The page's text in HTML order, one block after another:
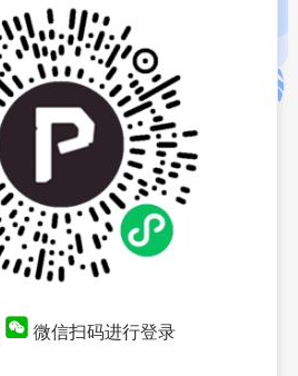
微信扫码进行登录